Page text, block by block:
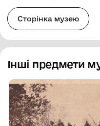
Сторінка музею
Інші предмети